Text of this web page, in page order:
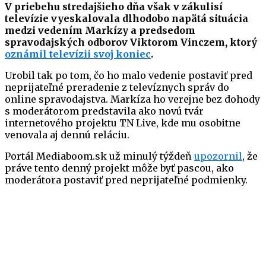
V priebehu stredajšieho dňa však v zákulisí
televízie vyeskalovala dlhodobo napätá situácia
medzi vedením Markízy a predsedom
spravodajských odborov Viktorom Vinczem, ktorý
oznámil televízii svoj koniec.
Urobil tak po tom, čo ho malo vedenie postaviť pred
neprijateľné preradenie z televíznych správ do
online spravodajstva. Markíza ho verejne bez dohody
s moderátorom predstavila ako novú tvár
internetového projektu TN Live, kde mu osobitne
venovala aj dennú reláciu.
Portál Mediaboom.sk už minulý týždeň upozornil, že
práve tento denný projekt môže byť pascou, ako
moderátora postaviť pred neprijateľné podmienky.